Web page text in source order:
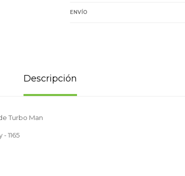
ENVÍO
Descripción
Turbo Man
1165